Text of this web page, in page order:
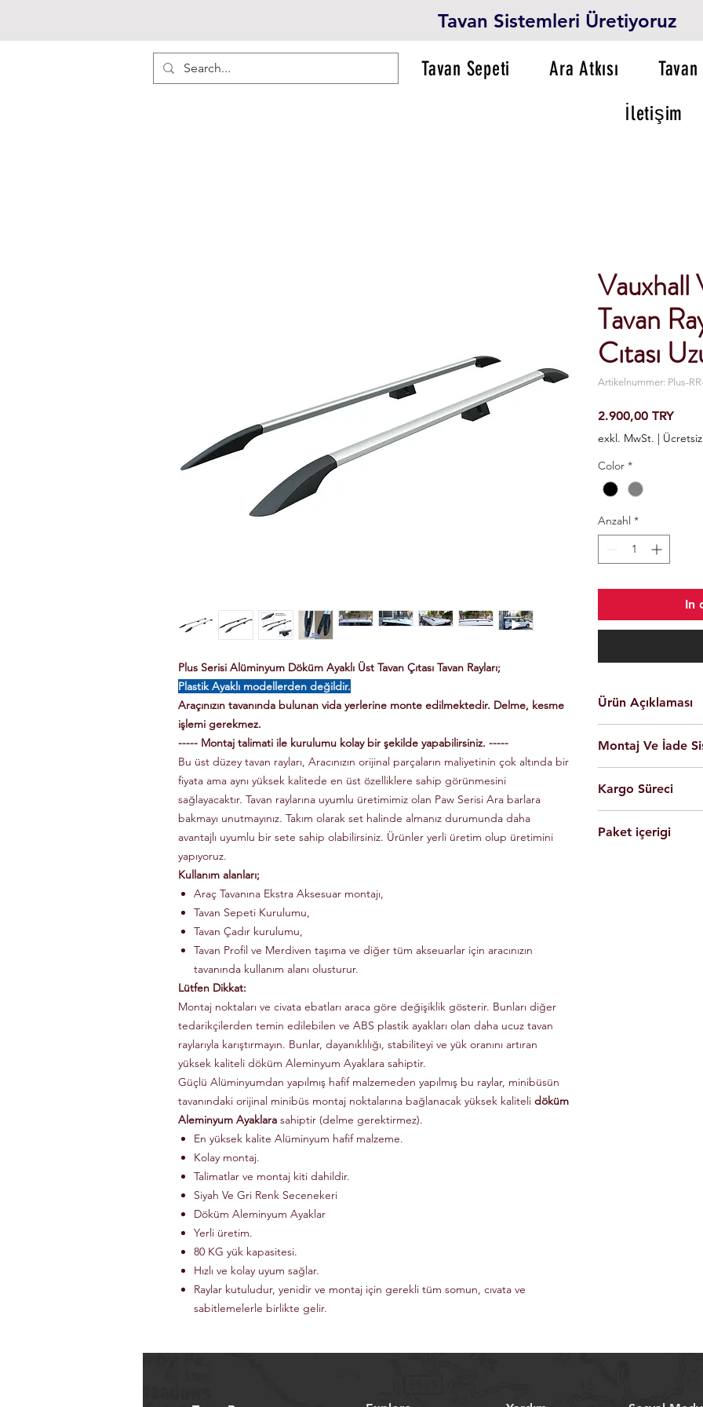
Tavan Sistemleri Üretiyoruz
Tavan Sepeti Ara Atkısı
İletişim
Plus Serisi Alüminyum Döküm Ayaklı Üst Tavan Çıtası Tavan Rayları;
Plastik Ayaklı modellerden değildir.
Araçınızın tavanında bulunan vida yerlerine monte edilmektedir. Delme, kesme
işlemi gerekmez.
----- Montaj talimati ile kurulumu kolay bir şekilde yapabilirsiniz. -----
Bu üst düzey tavan rayları, Aracınızın orijinal parçaların maliyetinin çok altında bir
fiyata ama aynı yüksek kalitede en üst özelliklere sahip görünmesini
sağlayacaktır. Tavan raylarına uyumlu üretimimiz olan Paw Serisi Ara barlara
bakmayı unutmayınız. Takım olarak set halinde almanız durumunda daha
avantajlı uyumlu bir sete sahip olabilirsiniz. Ürünler yerli üretim olup üretimini
yapıyoruz.
Kullanım alanları;
Araç Tavanına Ekstra Aksesuar montajı,
Tavan Sepeti Kurulumu,
Tavan Çadır kurulumu,
Tavan Profil ve Merdiven taşıma ve diğer tüm akseuarlar için aracınızın
tavanında kullanım alanı olusturur.
Lütfen Dikkat:
Montaj noktaları ve civata ebatları araca göre değişiklik gösterir. Bunları diğer
tedarikçilerden temin edilebilen ve ABS plastik ayakları olan daha ucuz tavan
raylarıyla karıştırmayın. Bunlar, dayanıklılığı, stabiliteyi ve yük oranını artıran
yüksek kaliteli döküm Aleminyum Ayaklara sahiptir.
Güçlü Alüminyumdan yapılmış hafif malzemeden yapılmış bu raylar, minibüsün
tavanındaki orijinal minibüs montaj noktalarına bağlanacak yüksek kaliteli döküm
Aleminyum Ayaklara sahiptir (delme gerektirmez).
En yüksek kalite Alüminyum hafif malzeme.
Kolay montaj.
Talimatlar ve montaj kiti dahildir.
Siyah Ve Gri Renk Secenekeri
Döküm Aleminyum Ayaklar
Yerli üretim.
80 KG yük kapasitesi.
Hızlı ve kolay uyum sağlar.
Raylar kutuludur, yenidir ve montaj için gerekli tüm somun, cıvata ve
sabitlemelerle birlikte gelir.
Vauxhall
Tavan
Cıtası
Artikelnummer: Plus-
2.900,00 TRYPreis
exkl. MwSt. |
Color *
Anzahl *
In
Ürün Açıklaması
Kolay montaj.
Talimatlar ve
Siyah Ve Gri Renk
Döküm
Yerli üretim.
80 KG yük
Montaj Ve İade
olarak
Ürünleri son
yapabilmesi için
Tüm ürünlerde
Kargo Süreci
Saat 14'ekadar
Paket içerigi